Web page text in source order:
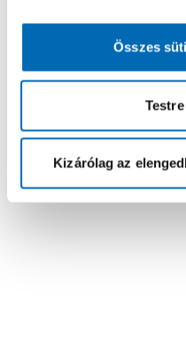
Összes
Kizárólag az